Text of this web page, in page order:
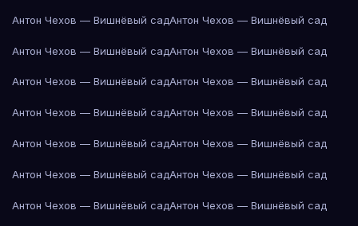
Антон Чехов — Вишнёвый садАнтон Чехов — Вишнёвый сад
Антон Чехов — Вишнёвый садАнтон Чехов — Вишнёвый сад
Антон Чехов — Вишнёвый садАнтон Чехов — Вишнёвый сад
Антон Чехов — Вишнёвый садАнтон Чехов — Вишнёвый сад
Антон Чехов — Вишнёвый садАнтон Чехов — Вишнёвый сад
Антон Чехов — Вишнёвый садАнтон Чехов — Вишнёвый сад
Антон Чехов — Вишнёвый садАнтон Чехов — Вишнёвый сад